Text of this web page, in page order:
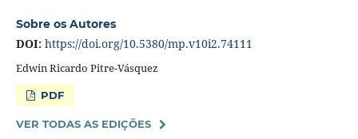
Sobre os Autores
DOI: https://doi.org/10.5380/mp.v10i2.74111
Edwin Ricardo Pitre-Vásquez
PDF
VER TODAS AS EDIÇÕES